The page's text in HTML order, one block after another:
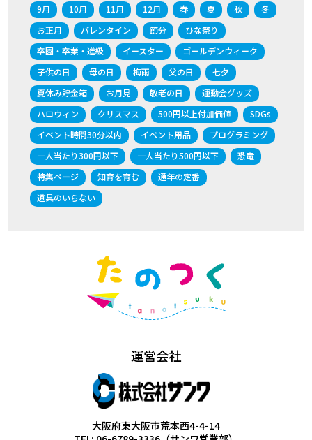
9月
10月 11月 12月 春 夏 秋
冬
お正月
バレンタイン 節分
ひな祭り
卒園・卒業・進級
イースター
ゴールデンウィーク
子供の日
母の日 梅雨 父の日
七夕
夏休み貯金箱
お月見 敬老の日
運動会グッズ
ハロウィン
クリスマス 500円以上付加価値
SDGs
イベント時間30分以内
イベント用品
プログラミング
一人当たり300円以下
一人当たり500円以下
恐竜
特集ページ
知育を育む
通年の定番
道具のいらない
運営会社
大阪府東大阪市荒本西4-4-14